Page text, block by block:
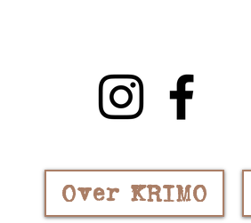
Over KRIMO